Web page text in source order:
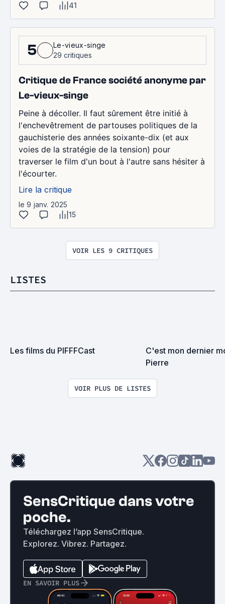
41
5
Le-vieux-singe
29 critiques
Critique de France société anonyme par
Le-vieux-singe
Peine à décoller. Il faut sûrement être initié à
l'enchevêtrement de partouses politiques de la
gauchisterie des années soixante-dix (et aux
voies de la stratégie de la tension) pour
traverser le film d'un bout à l'autre sans hésiter à
l'écourter.
Lire la critique
le 9 janv. 2025
15
VOIR LES 9 CRITIQUES
LISTES
Les films du PIFFFCast
C'est mon dernier
Pierre
VOIR PLUS DE LISTES
SensCritique dans votre
poche.
Téléchargez l’app SensCritique.
Explorez. Vibrez. Partagez.
EN SAVOIR PLUS